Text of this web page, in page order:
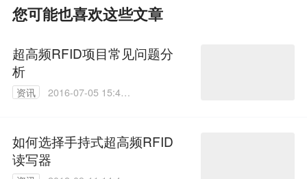
您可能也喜欢这些文章
超高频RFID项目常见问题分
析
资讯
2016-07-05 15:44:
如何选择手持式超高频RFID
读写器